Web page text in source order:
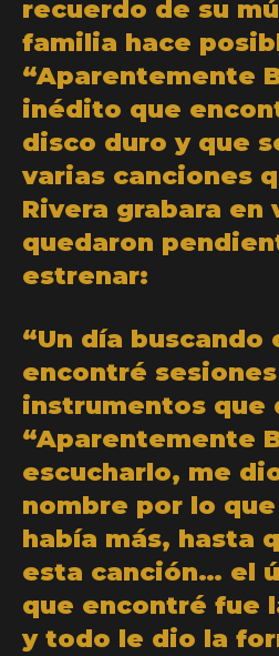
recuerdo de su
familia hace
“Aparentemente
inédito que
disco duro y que
varias canciones
Rivera grabara en
quedaron
estrenar:
“Un día buscando
encontré
instrumentos que
“Aparentemente
escucharlo, me
nombre por lo
había más, hasta
esta canción… el
que encontré fue
y todo le dio la